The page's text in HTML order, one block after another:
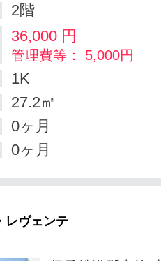
2階
36,000 円
管理費等： 5,000円
1K
27.2㎡
0ヶ月
0ヶ月
レヴェンテ